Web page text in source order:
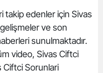
takip edenler için Sivas
ve son
sunulmaktadır.
video, Sivas Ciftci
Ciftci Sorunlari